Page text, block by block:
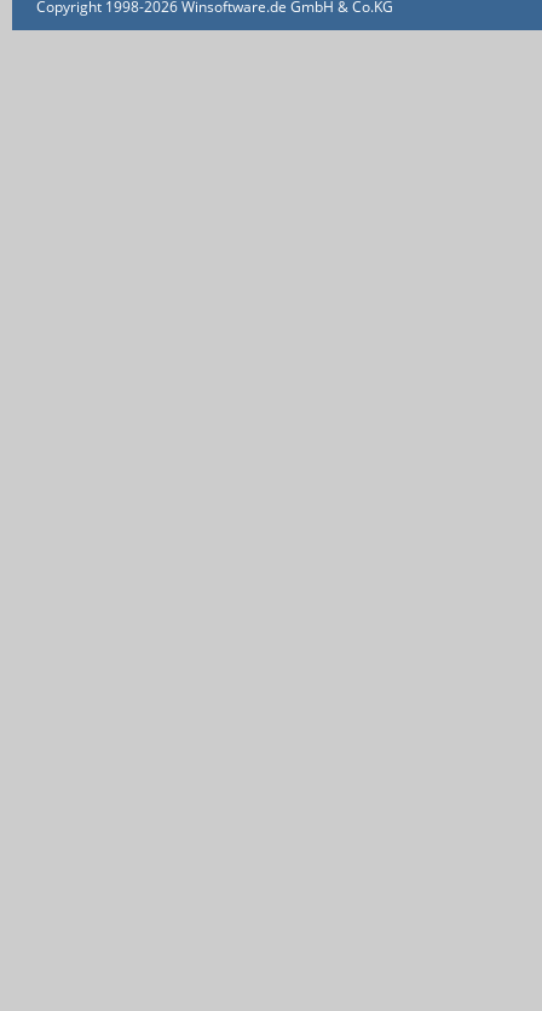
Copyright 1998-2026 Winsoftware.de GmbH & Co.KG